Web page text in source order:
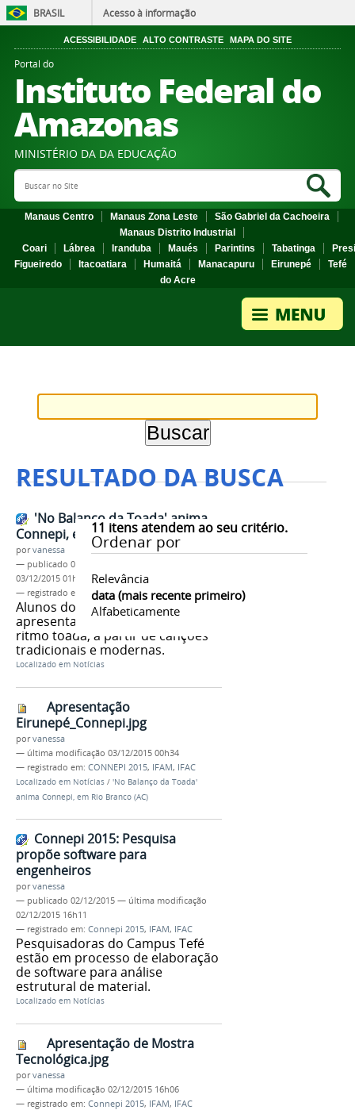
BRASIL Acesso à informação
ACESSIBILIDADE ALTO CONTRASTE MAPA DO SITE
Portal do
Instituto Federal do
Amazonas
MINISTÉRIO DA DA EDUCAÇÃO
Search Site
Manaus Centro Manaus Zona Leste
São Gabriel da Cachoeira
Manaus Distrito Industrial
Coari
Lábrea Iranduba Maués Parintins Tabatinga
Figueiredo
Itacoatiara Humaitá Manacapuru Eirunepé
Tefé
do Acre
RESULTADO DA BUSCA
11 itens atendem ao seu critério.
Ordenar por
Relevância
data (mais recente primeiro)
Alfabeticamente
'No Balanço da Toada' anima
Connepi, em Rio Branco (AC)
porvanessa
— publicado 03/12/2015
03/12/2015 01h17
— registrado em:
CONNEPI 2015 ,IFAM,IFAC
Alunos do Campus Eirunepé
apresentaram a evolução do
ritmo toada, a partir de canções
tradicionais e modernas.
Localizado em Notícias
Apresentação
Eirunepé_Connepi.jpg
porvanessa
— última modificação 03/12/2015 00h34
— registrado em: CONNEPI 2015, IFAM, IFAC
Localizado em Notícias / 'No Balanço da Toada'
anima Connepi, em Rio Branco (AC)
Connepi 2015: Pesquisa
propõe software para
engenheiros
porvanessa
— publicado 02/12/2015 — última modificação
02/12/2015 16h11
— registrado em: Connepi 2015, IFAM, IFAC
Pesquisadoras do Campus Tefé
estão em processo de elaboração
de software para análise
estrutural de material.
Localizado em Notícias
Apresentação de Mostra
Tecnológica.jpg
porvanessa
— última modificação 02/12/2015 16h06
— registrado em: Connepi 2015, IFAM, IFAC